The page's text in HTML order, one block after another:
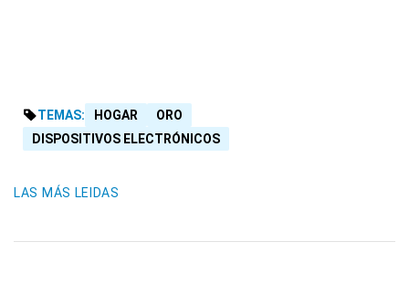
TEMAS: HOGAR
ORO
DISPOSITIVOS ELECTRÓNICOS
LAS MÁS LEIDAS